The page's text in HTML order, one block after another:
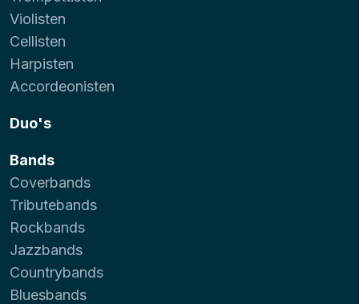
Violisten
Cellisten
Harpisten
Accordeonisten
Duo's
Bands
Coverbands
Tributebands
Rockbands
Jazzbands
Countrybands
Bluesbands